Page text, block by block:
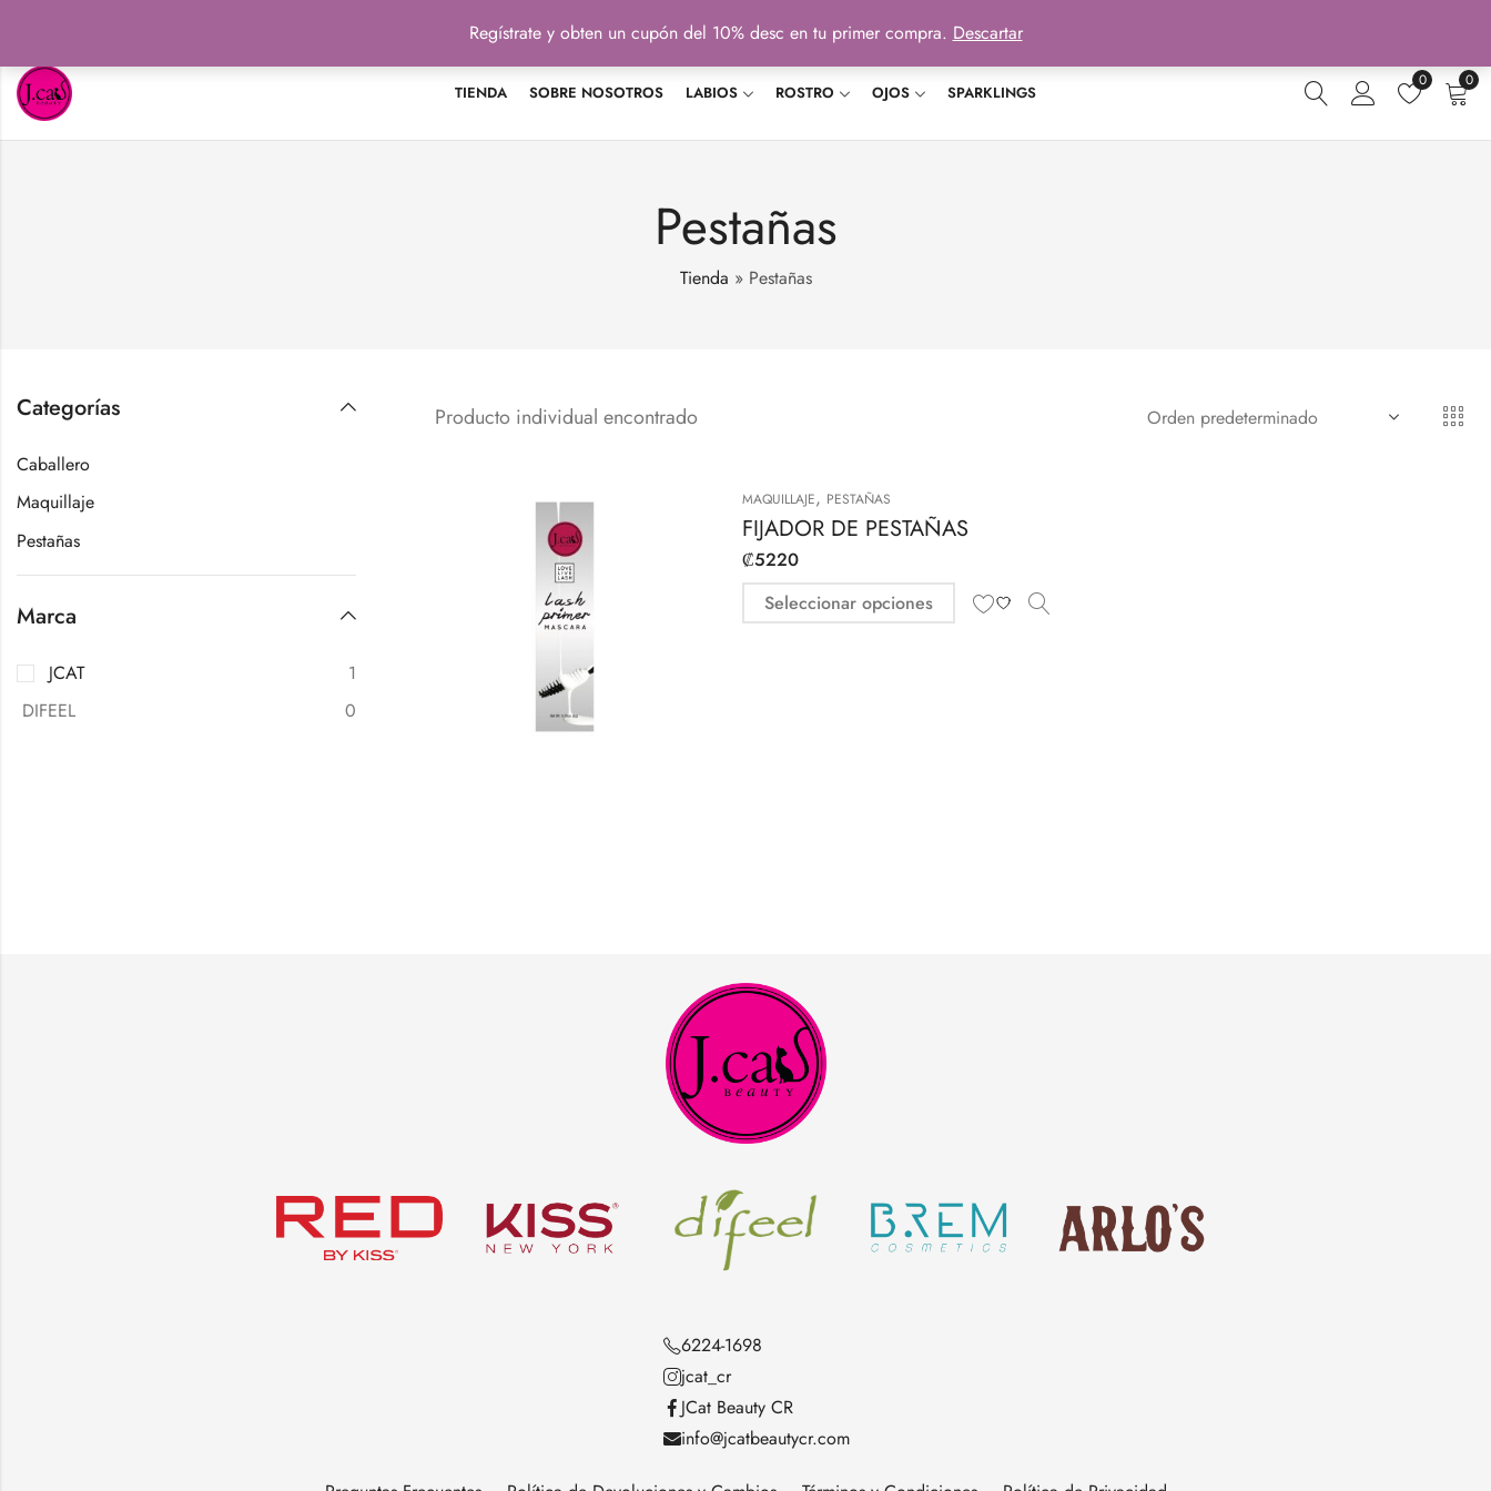
TIENDA SOBRE NOSOTROS LABIOS ROSTRO OJOS SPARKLINGS
0 0
Pestañas
Tienda » Pestañas
Producto individual encontrado
MAQUILLAJE, PESTAÑAS
FIJADOR DE PESTAÑAS
₡5220
Seleccionar opciones
Categorías
Caballero
Maquillaje
Pestañas
Marca
JCAT
1
DIFEEL
0
6224-1698
jcat_cr
JCat Beauty CR
info@jcatbeautycr.com
Regístrate y obten un cupón del 10% desc en tu primer compra. Descartar